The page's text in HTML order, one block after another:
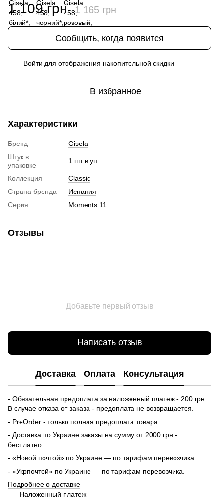
1 109 грн 1 165 грн
Сообщить, когда появится
Войти для отображения накопительной скидки
В избранное
Характеристики
Бренд
Gisela
Штук в
упаковке
1 шт в уп
Коллекция
Classic
Страна бренда
Испания
Серия
Moments 11
Отзывы
Добавьте первый отзыв
Написать отзыв
Доставка Оплата Консультация
- Обязательная предоплата за наложенный платеж - 200 грн.
В случае отказа от заказа - предоплата не возвращается.
- PreOrder - только полная предоплата товара.
- Доставка по Украине заказы на сумму от 2000 грн -
бесплатно.
- «Новой почтой» по Украине — по тарифам перевозчика.
- «Укрпочтой» по Украине — по тарифам перевозчика.
Подробнее о доставке
Наложенный платеж